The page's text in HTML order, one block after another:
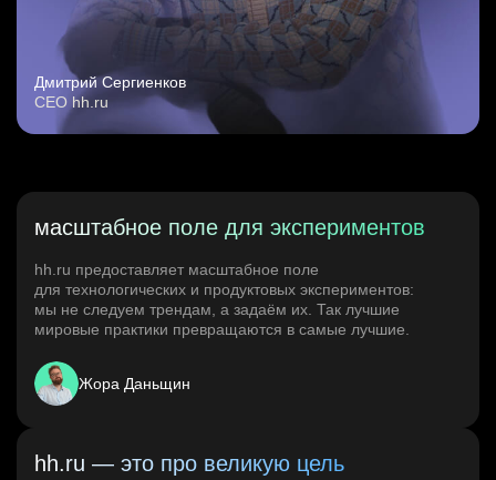
Дмитрий Сергиенков
CEO hh.ru
масштабное поле для экспериментов
hh.ru предоставляет масштабное поле
для технологических и продуктовых экспериментов:
мы не следуем трендам, а задаём их. Так лучшие
мировые практики превращаются в самые лучшие.
Жора Даньщин
hh.ru — это про великую цель